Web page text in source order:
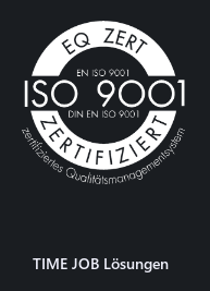
TIME JOB Lösungen